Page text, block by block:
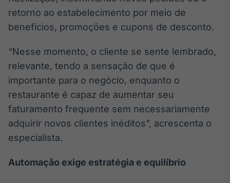
Em breve
retorno ao estabelecimento por meio de
benefícios, promoções e cupons de desconto.
“Nesse momento, o cliente se sente lembrado,
relevante, tendo a sensação de que é
importante para o negócio, enquanto o
restaurante é capaz de aumentar seu
faturamento frequente sem necessariamente
adquirir novos clientes inéditos”, acrescenta o
especialista.
Automação exige estratégia e equilíbrio